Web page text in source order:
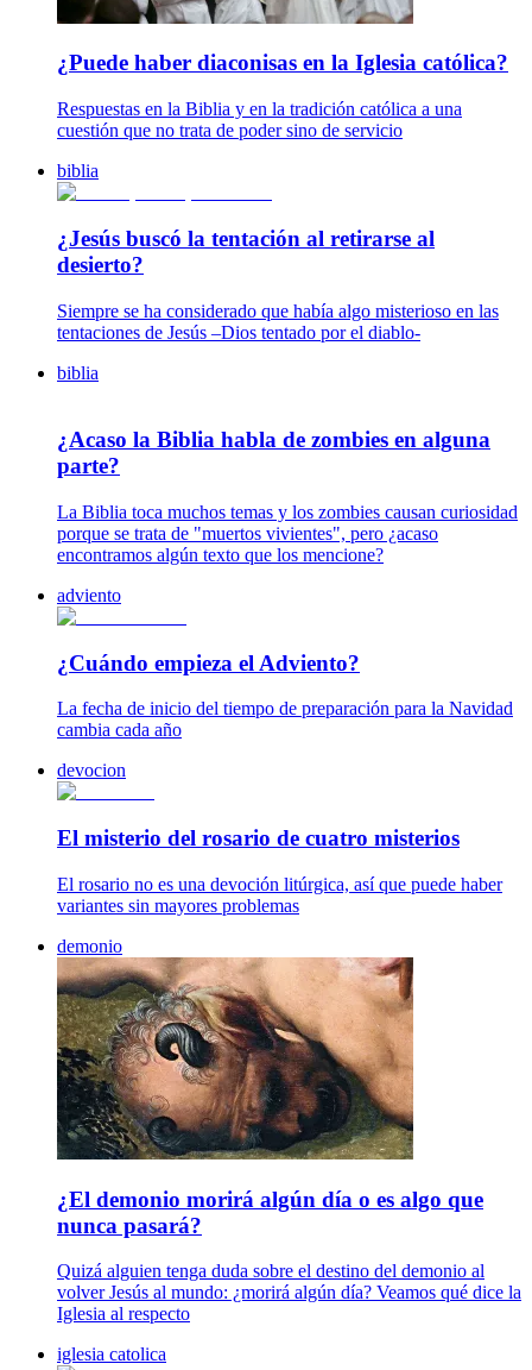
¿Puede haber diaconisas en la Iglesia católica?
Respuestas en la Biblia y en la tradición católica a una
cuestión que no trata de poder sino de servicio
biblia
¿Jesús buscó la tentación al retirarse al
desierto?
Siempre se ha considerado que había algo misterioso en las
tentaciones de Jesús –Dios tentado por el diablo-
biblia
¿Acaso la Biblia habla de zombies en alguna
parte?
La Biblia toca muchos temas y los zombies causan curiosidad
porque se trata de "muertos vivientes", pero ¿acaso
encontramos algún texto que los mencione?
adviento
¿Cuándo empieza el Adviento?
La fecha de inicio del tiempo de preparación para la Navidad
cambia cada año
devocion
El misterio del rosario de cuatro misterios
El rosario no es una devoción litúrgica, así que puede haber
variantes sin mayores problemas
demonio
¿El demonio morirá algún día o es algo que
nunca pasará?
Quizá alguien tenga duda sobre el destino del demonio al
volver Jesús al mundo: ¿morirá algún día? Veamos qué dice la
Iglesia al respecto
iglesia catolica